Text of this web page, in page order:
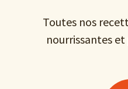
Toutes nos
nourrissantes et